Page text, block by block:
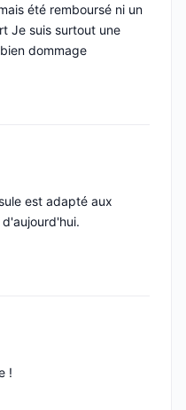
été remboursé ni un
Je suis surtout une
dommage
est adapté aux
!